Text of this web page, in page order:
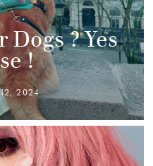
? Yes
!
2024